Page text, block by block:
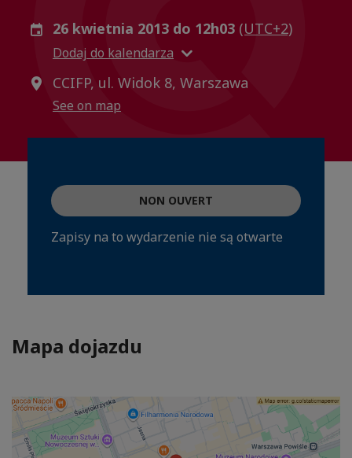
26 kwietnia 2013 do 12h03 (UTC+2)
Dodaj do kalendarza
CCIFP, ul. Widok 8, Warszawa
See on map
NON OUVERT
Zapisy na to wydarzenie nie są otwarte
Mapa dojazdu